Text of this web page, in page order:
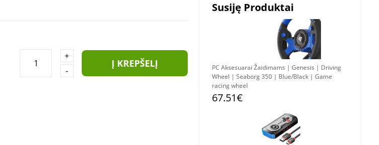
+
-
Į KREPŠELĮ
Susiję Produktai
PC Aksesuarai Žaidimams | Genesis | Driving
Wheel | Seaborg 350 | Blue/Black | Game
racing wheel
67.51€